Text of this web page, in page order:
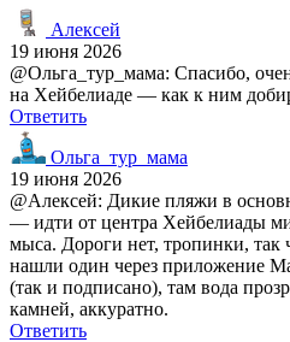
Алексей
19 июня 2026
@Ольга_тур_мама: Спасибо,
на Хейбелиаде — как к ним
Ответить
Ольга_тур_мама
19 июня 2026
@Алексей: Дикие пляжи в
— идти от центра Хейбелиады
мыса. Дороги нет, тропинки,
нашли один через приложение
(так и подписано), там вода
камней, аккуратно.
Ответить